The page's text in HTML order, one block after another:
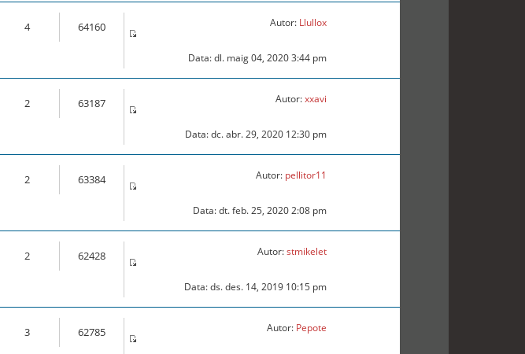
4 64160 Autor: Llullox
Data: dl. maig 04, 2020 3:44 pm
2 63187 Autor:xxavi
Data: dc. abr. 29, 2020 12:30 pm
2 63384 Autor: pellitor11
Data: dt. feb. 25, 2020 2:08 pm
2 62428 Autor:stmikelet
Data: ds. des. 14, 2019 10:15 pm
3 62785 Autor: Pepote